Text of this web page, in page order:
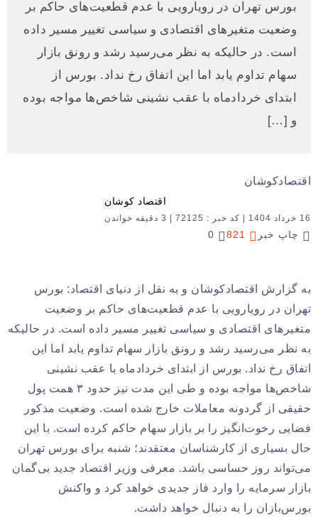
بورس تهران در رویارویی با عدم قطعیت‌های حاکم بر
وضعیت متغیرهای اقتصادی و سیاسی تغییر مسیر داده
است. در حالیکه به نظر می‌رسید رشد و رونق بازار
سهام تداوم یابد اما این اتفاق رخ نداد. بورس از
ابتدای خردادماه با عقب نشینی شاخص‌ها مواجه بوده
و […]
اقتصادکوشان
اقتصاد کوشان
16 خرداد 1404 | کد خبر : 72125 | 3 دقیقه خواندن
چاپ خبر 821
0
به گزارش اقتصادکوشان و به نقل از دنیای اقتصاد: بورس
تهران در رویارویی با عدم قطعیت‌های حاکم بر وضعیت
متغیرهای اقتصادی و سیاسی تغییر مسیر داده است. در حالیکه
به نظر می‌رسید رشد و رونق بازار سهام تداوم یابد اما این
اتفاق رخ نداد. بورس از ابتدای خردادماه با عقب نشینی
شاخص‌ها مواجه بوده و طی این مدت نیز حدود ۳ همت پول
حقیقی از گردونه معاملات خارج شده است. وضعیت مذکور
فضایی رخوت‌انگیز را بر بازار سهام حاکم کرده‌ است. با این
حال بسیاری از کارشناسان معتقدند؛ شنبه برای بورس تهران
می‌تواند روز حساسی باشد. معرفی وزیر اقتصاد جدید بی‌گمان
بازار سرمایه را وارد فاز جدیدی خواهد کرد و واکنش
بورس‌بازان را به دنبال خواهد داشت.